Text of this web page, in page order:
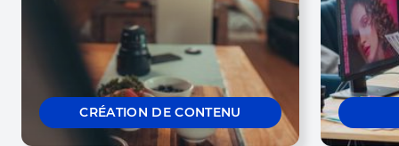
CRÉATION DE CONTENU